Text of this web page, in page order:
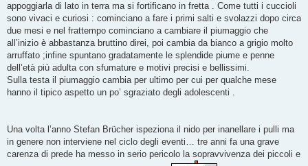
appoggiarla di lato in terra ma si fortificano in fretta . Come tutti i cuccioli
sono vivaci e curiosi : cominciano a fare i primi salti e svolazzi dopo circa
due mesi e nel frattempo cominciano a cambiare il piumaggio che
all’inizio è abbastanza bruttino direi, poi cambia da bianco a grigio molto
arruffato ;infine spuntano gradatamente le splendide piume e penne
dell’età più adulta con sfumature e motivi precisi e bellissimi.
Sulla testa il piumaggio cambia per ultimo per cui per qualche mese
hanno il tipico aspetto un po’ sgraziato degli adolescenti .
Una volta l’anno Stefan Brücher ispeziona il nido per inanellare i pulli ma
in genere non interviene nel ciclo degli eventi… tre anni fa una grave
carenza di prede ha messo in serio pericolo la sopravvivenza dei piccoli e